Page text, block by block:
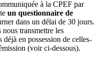
à la CPEF par
un questionnaire de
dans un délai de 30 jours.
transmettre les
en possession de celles-
(voir ci-dessous).